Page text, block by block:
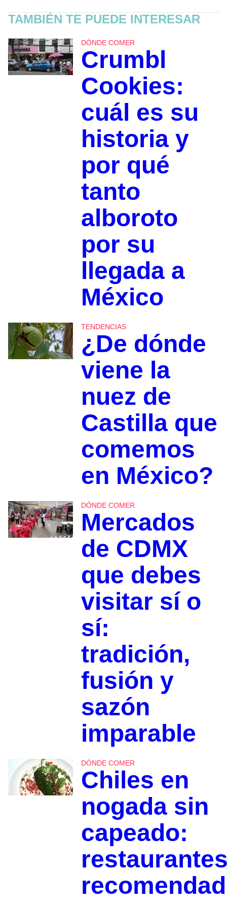
TAMBIÉN TE PUEDE INTERESAR
DÓNDE COMER
Crumbl
Cookies:
cuál es su
historia y
por qué
tanto
alboroto
por su
llegada a
México
TENDENCIAS
¿De dónde
viene la
nuez de
Castilla que
comemos
en México?
DÓNDE COMER
Mercados
de CDMX
que debes
visitar sí o
sí:
tradición,
fusión y
sazón
imparable
DÓNDE COMER
Chiles en
nogada sin
capeado: